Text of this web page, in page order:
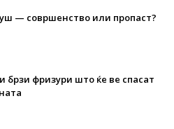
— совршенство или пропаст?
брзи фризури што ќе ве спасат